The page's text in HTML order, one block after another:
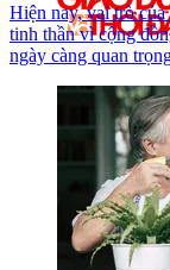
Hiện nay, vai trò
tinh thần vì cộng
ngày càng quan